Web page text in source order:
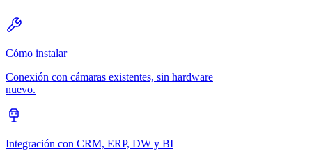
Cómo instalar
Conexión con cámaras existentes, sin hardware
nuevo.
Integración con CRM, ERP, DW y BI